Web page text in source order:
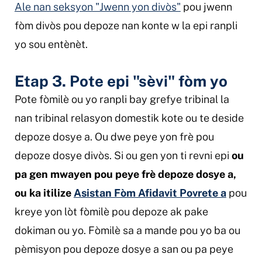
Ale nan seksyon "Jwenn yon divòs" pou jwenn
fòm divòs pou depoze nan konte w la epi ranpli
yo sou entènèt.
Etap 3. Pote epi "sèvi" fòm yo
Pote fòmilè ou yo ranpli bay grefye tribinal la
nan tribinal relasyon domestik kote ou te deside
depoze dosye a. Ou dwe peye yon frè pou
depoze dosye divòs. Si ou gen yon ti revni epi ou
pa gen mwayen pou peye frè depoze dosye a,
ou ka itilize Asistan Fòm Afidavit Povrete apou
kreye yon lòt fòmilè pou depoze ak pake
dokiman ou yo. Fòmilè sa a mande pou yo ba ou
pèmisyon pou depoze dosye a san ou pa peye